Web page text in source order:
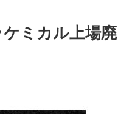
ミカル上場廃